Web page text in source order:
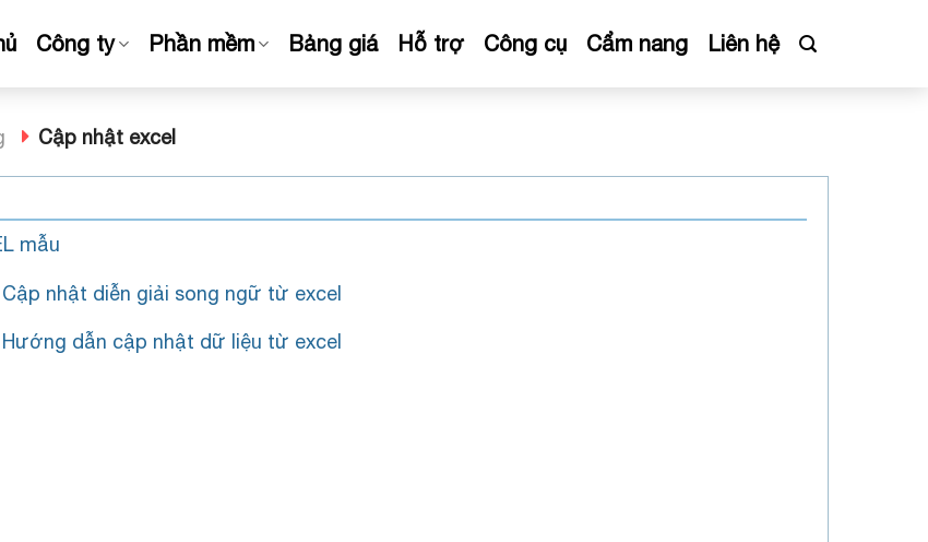
Công ty Phần mềm Bảng giá Hỗ trợ Công cụ Cẩm nang Liên hệ
Cập nhật excel
mẫu
nhật diễn giải song ngữ từ excel
dẫn cập nhật dữ liệu từ excel